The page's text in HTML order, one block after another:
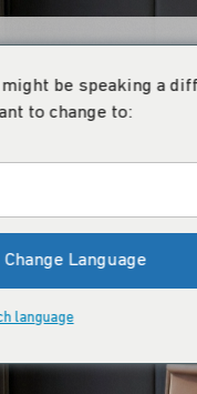
be speaking a
to change to:
Change Language
language